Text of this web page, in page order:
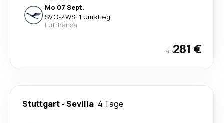
Mo 07 Sept.
SVQ-ZWS· 1 Umstieg
Lufthansa
ab281 €
Stuttgart-Sevilla 4 Tage